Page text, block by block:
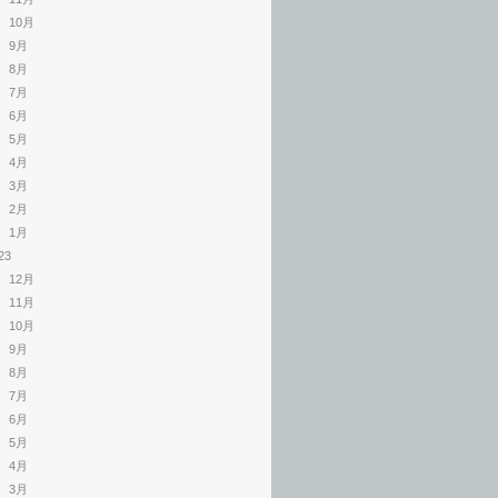
10月
9月
8月
7月
6月
5月
4月
3月
2月
1月
12月
11月
10月
9月
8月
7月
6月
5月
4月
3月